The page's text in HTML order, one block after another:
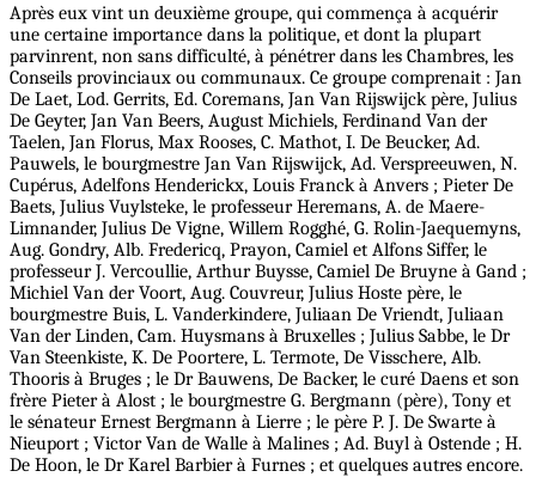
Après eux vint un deuxième groupe, qui commença à acquérir
une certaine importance dans la politique, et dont la plupart
parvinrent, non sans difficulté, à pénétrer dans les Chambres, les
Conseils provinciaux ou communaux. Ce groupe comprenait : Jan
De Laet, Lod. Gerrits, Ed. Coremans, Jan Van Rijswijck père, Julius
De Geyter, Jan Van Beers, August Michiels, Ferdinand Van der
Taelen, Jan Florus, Max Rooses, C. Mathot, I. De Beucker, Ad.
Pauwels, le bourgmestre Jan Van Rijswijck, Ad. Verspreeuwen, N.
Cupérus, Adelfons Henderickx, Louis Franck à Anvers ; Pieter De
Baets, Julius Vuylsteke, le professeur Heremans, A. de Maere-
Limnander, Julius De Vigne, Willem Rogghé, G. Rolin-Jaequemyns,
Aug. Gondry, Alb. Fredericq, Prayon, Camiel et Alfons Siffer, le
professeur J. Vercoullie, Arthur Buysse, Camiel De Bruyne à Gand ;
Michiel Van der Voort, Aug. Couvreur, Julius Hoste père, le
bourgmestre Buis, L. Vanderkindere, Juliaan De Vriendt, Juliaan
Van der Linden, Cam. Huysmans à Bruxelles ; Julius Sabbe, le Dr
Van Steenkiste, K. De Poortere, L. Termote, De Visschere, Alb.
Thooris à Bruges ; le Dr Bauwens, De Backer, le curé Daens et son
frère Pieter à Alost ; le bourgmestre G. Bergmann (père), Tony et
le sénateur Ernest Bergmann à Lierre ; le père P. J. De Swarte à
Nieuport ; Victor Van de Walle à Malines ; Ad. Buyl à Ostende ; H.
De Hoon, le Dr Karel Barbier à Furnes ; et quelques autres encore.